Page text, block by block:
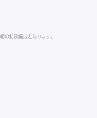
特別編成となります。